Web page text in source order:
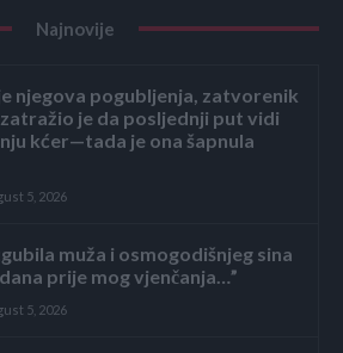
Najnovije
njegova pogubljenja, zatvorenik
je da posljednji put vidi
kćer—tada je ona šapnula
5, 2026
muža i osmogodišnjeg sina
prije mog vjenčanja…”
5, 2026